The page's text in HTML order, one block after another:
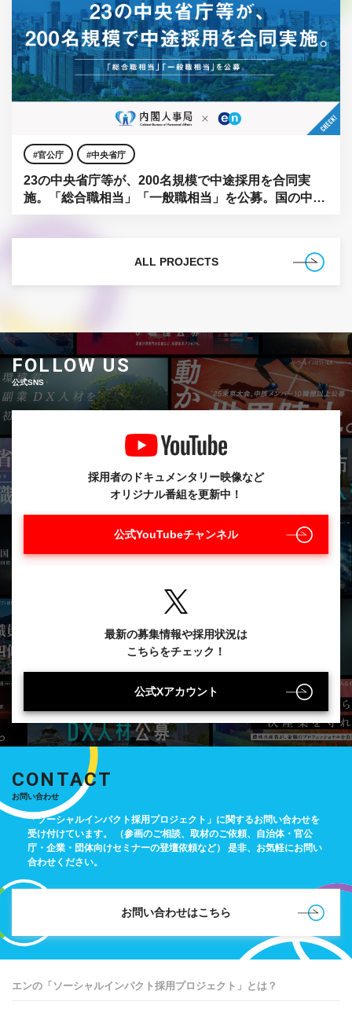
官公庁 中央省庁
23の中央省庁等が、200名規模で中途採用を合同実
施。「総合職相当」「一般職相当」を公募。国の中枢
に、民間の知見を。
ALL PROJECTS
FOLLOW US
公式SNS
採用者のドキュメンタリー映像など
オリジナル番組を更新中！
公式YouTubeチャンネル
最新の募集情報や採用状況は
こちらをチェック！
公式Xアカウント
CONTACT
お問い合わせ
「ソーシャルインパクト採用プロジェクト」に関するお問い合わせを
受け付けています。
（参画のご相談、取材のご依頼、自治体・官公
庁・企業・団体向けセミナーの登壇依頼など）
是非、お気軽にお問い
合わせください。
お問い合わせはこちら
エンの「ソーシャルインパクト採用プロジェクト」とは？